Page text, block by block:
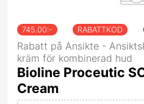
745.00:- RABATTKOD
Rabatt på Ansikte -
kräm för kombinerad hud
Bioline Proceutic
Cream